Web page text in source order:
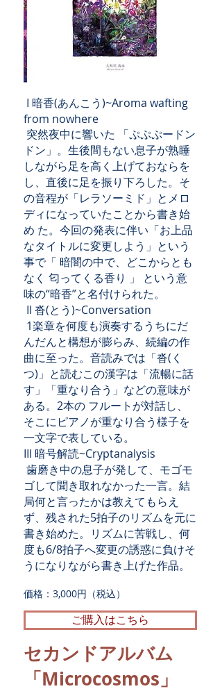
セカンドアルバム
「Microcosmos」
I 暗香(あんこう)~Aroma wafting
from nowhere
突然夜中に響いた 「ぷぷぷードン
ドン」。生後間もない息子が熟睡
しながら足を高く上げておならを
し、直後に足を振り下ろした。そ
の音程が「レラソーミド」とメロ
ディになっていたことから書き始
め た。今回の発表に伴い「お上品
なタイトルに変更しよう」という
事で「 暗闇の中で、どこからとも
なく 匂ってくる香り 」 という意
味の“暗香”と名付けられた。
II 沓(とう)~Conversation
1楽章を何度も演奏するうちにだ
んだんと構想が膨らみ、続編の作
曲に至った。音読みでは「沓(く
つ)」と読むこの漢字は「流暢に話
す」「重なり合う」などの意味が
ある。2本の フルートが対話し、
そこにピアノが重なり合う様子を
一文字で表している。
III 暗号解読~Cryptanalysis
歯磨き中の息子が発して、モゴモ
ゴして聞き取れなかった一言。結
局何と言ったかは教えてもらえ
ず、残された5拍子のリズムを元に
書き始めた。リズムに苦戦し、何
度も6/8拍子へ変更の誘惑に負けそ
うになりながら書き上げた作品。
​価格：3,000円（税込）
ご購入はこちら